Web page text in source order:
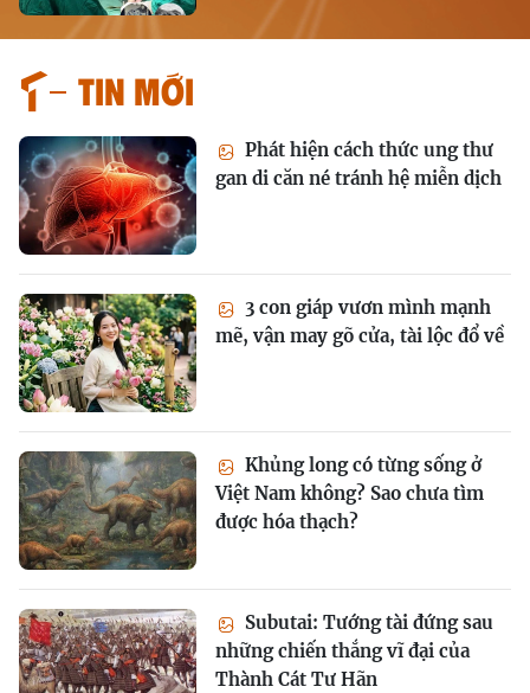
Tin mới
Phát hiện cách thức ung thư
gan di căn né tránh hệ miễn dịch
3 con giáp vươn mình mạnh
mẽ, vận may gõ cửa, tài lộc đổ về
Khủng long có từng sống ở
Việt Nam không? Sao chưa tìm
được hóa thạch?
Subutai: Tướng tài đứng sau
những chiến thắng vĩ đại của
Thành Cát Tư Hãn